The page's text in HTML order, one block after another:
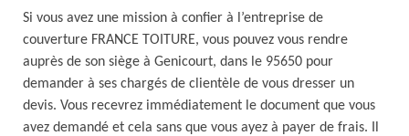
Si vous avez une mission à confier à l’entreprise de
couverture FRANCE TOITURE, vous pouvez vous rendre
auprès de son siège à Genicourt, dans le 95650 pour
demander à ses chargés de clientèle de vous dresser un
devis. Vous recevrez immédiatement le document que vous
avez demandé et cela sans que vous ayez à payer de frais. Il